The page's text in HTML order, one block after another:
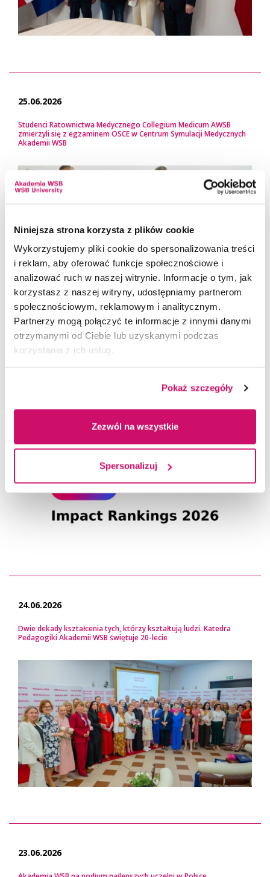
Niniejsza strona korzysta z plików cookie
Wykorzystujemy pliki cookie do spersonalizowania treści
i reklam, aby oferować funkcje społecznościowe i
analizować ruch w naszej witrynie. Informacje o tym, jak
korzystasz z naszej witryny, udostępniamy partnerom
społecznościowym, reklamowym i analitycznym.
Partnerzy mogą połączyć te informacje z innymi danymi
otrzymanymi od Ciebie lub uzyskanymi podczas
korzystania z ich usług.
Pokaż szczegóły
Zezwól na wszystkie
Spersonalizuj
25.06.2026
Studenci Ratownictwa Medycznego Collegium Medicum AWSB
zmierzyli się z egzaminem OSCE w Centrum Symulacji Medycznych
Akademii WSB
24.06.2026
rozwoju – sukces w THE Sustainability Impact Ratings 2026
24.06.2026
Dwie dekady kształcenia tych, którzy kształtują ludzi. Katedra
Pedagogiki Akademii WSB świętuje 20-lecie
23.06.2026